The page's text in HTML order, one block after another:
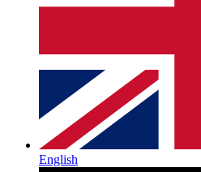
English